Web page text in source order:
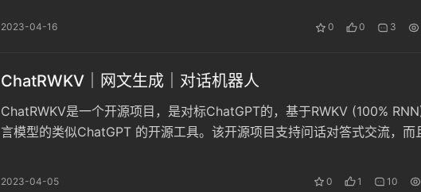
2023-04-16 0 0 3
ChatRWKV｜网文生成｜对话机器人
ChatRWKV是一个开源项目，是对标ChatGPT的，基于RWKV (100%
言模型的类似ChatGPT 的开源工具。该开源项目支持问话对答式交流，而
2023-04-05 0 1 10